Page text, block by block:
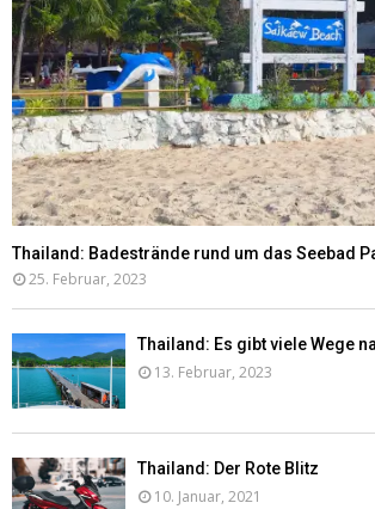
Thailand: Badestrände rund um das Seebad
25. Februar, 2023
Thailand: Es gibt viele Wege
13. Februar, 2023
Thailand: Der Rote Blitz
10. Januar, 2021